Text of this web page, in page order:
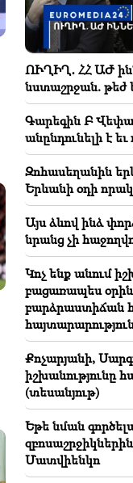
Անահիտ
թանկարժեք
(տեսանյութ)
23:58
Փեզեշքիանը
երկրներին՝
23:28
ԱՄՆ-ն
Թեհրանը
Դամասկոսի
պայթյուն է
վիրավորվել
22:58
Օդանավում
Հնդկաստան
22:15
Գարեգին Բ
անընդունելի
22:09
Խոշոր հրդեհ՝
ՈՒՂԻՂ․ ՀՀ ԱԺ
նստաշրջան. թեժ
Գարեգին Բ
անընդունելի է
Զոհասեղանին
Երևանի օդի
Այս ձևով ինձ
նրանց չի
Կոչ ենք անում
բացառապես
բարձրաստիճան
Քոչարյանի,
իշխանությունը
(տեսանյութ)
Եթե նման
Մատվիենկո